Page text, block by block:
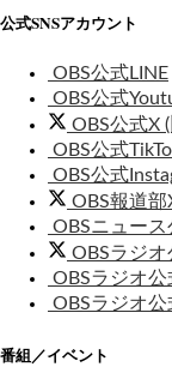
公式SNSアカウント
OBS公式LINE
OBS公式
OBS公式X
OBS公式
OBS公式
OBS報道
OBSニュー
OBSラジ
OBSラジオ公
OBSラジオ
番組／イベント